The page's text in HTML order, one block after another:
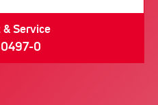
Service
0